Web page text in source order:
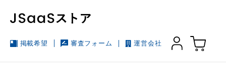
掲載希望 審査フォーム 運営会社